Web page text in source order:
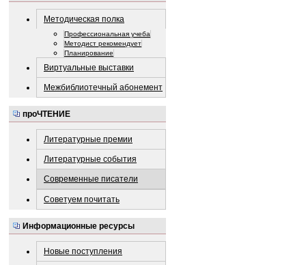
Методическая полка
Профессиональная учеба
Методист рекомендует
Планирование
Виртуальные выставки
Межбиблиотечный абонемент
проЧТЕНИЕ
Литературные премии
Литературные события
Современные писатели
Советуем почитать
Информационные ресурсы
Новые поступления